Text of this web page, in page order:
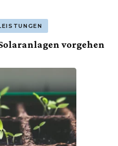
vorgehen